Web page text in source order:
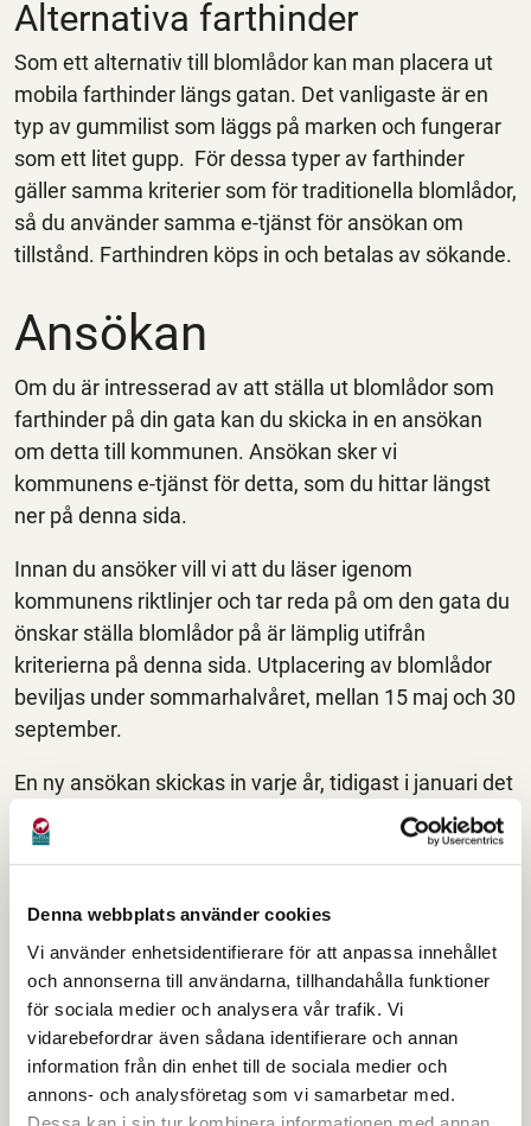
Denna webbplats använder cookies
Vi använder enhetsidentifierare för att anpassa innehållet
och annonserna till användarna, tillhandahålla funktioner
för sociala medier och analysera vår trafik. Vi
vidarebefordrar även sådana identifierare och annan
information från din enhet till de sociala medier och
annons- och analysföretag som vi samarbetar med.
Alternativa farthinder
Som ett alternativ till blomlådor kan man placera ut
mobila farthinder längs gatan. Det vanligaste är en
typ av gummilist som läggs på marken och fungerar
som ett litet gupp. För dessa typer av farthinder
gäller samma kriterier som för traditionella blomlådor,
så du använder samma e-tjänst för ansökan om
tillstånd. Farthindren köps in och betalas av sökande.
Ansökan
Om du är intresserad av att ställa ut blomlådor som
farthinder på din gata kan du skicka in en ansökan
om detta till kommunen. Ansökan sker vi
kommunens e-tjänst för detta, som du hittar längst
ner på denna sida.
Innan du ansöker vill vi att du läser igenom
kommunens riktlinjer och tar reda på om den gata du
önskar ställa blomlådor på är lämplig utifrån
kriterierna på denna sida. Utplacering av blomlådor
beviljas under sommarhalvåret, mellan 15 maj och 30
september.
En ny ansökan skickas in varje år, tidigast i januari det
år ansökan gäller. Du som ansöker om blomlådor
måste bo på den gata där de ska placeras. Två
måste anges i ansökan, som kommunen kan
kontakta om det skulle uppstå något problem eller
klagomål.
Medgivande från
grannar